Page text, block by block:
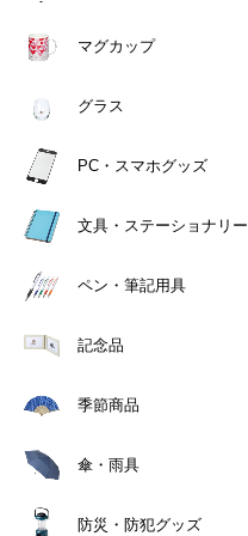
マグカップ
グラス
PC・スマホグッズ
文具・ステーショナリー
ペン・筆記用具
記念品
季節商品
傘・雨具
防災・防犯グッズ